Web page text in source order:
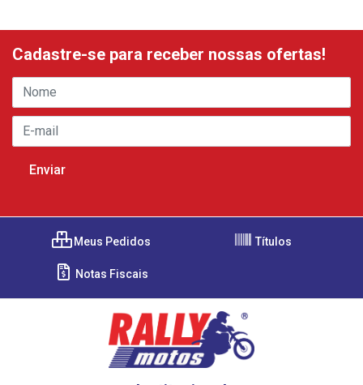
Cadastre-se para receber nossas ofertas!
Meus Pedidos Títulos
Notas Fiscais